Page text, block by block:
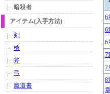
6
6
6
7
7
8
暗殺者
アイテム(入手方法)
剣
槍
斧
弓
魔道書